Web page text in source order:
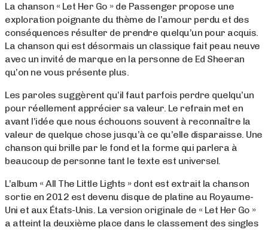
La chanson « Let Her Go » de Passenger propose une
exploration poignante du thème de l’amour perdu et des
conséquences résulter de prendre quelqu’un pour acquis.
La chanson qui est désormais un classique fait peau neuve
avec un invité de marque en la personne de Ed Sheeran
qu’on ne vous présente plus.
Les paroles suggèrent qu’il faut parfois perdre quelqu’un
pour réellement apprécier sa valeur. Le refrain met en
avant l’idée que nous échouons souvent à reconnaître la
valeur de quelque chose jusqu’à ce qu’elle disparaisse. Une
chanson qui brille par le fond et la forme qui parlera à
beaucoup de personne tant le texte est universel.
L’album « All The Little Lights » dont est extrait la chanson
sortie en 2012 est devenu disque de platine au Royaume-
Uni et aux États-Unis. La version originale de « Let Her Go »
a atteint la deuxième place dans le classement des singles